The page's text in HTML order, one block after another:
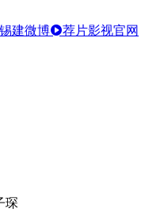
建微博
荐片影视官网
琛